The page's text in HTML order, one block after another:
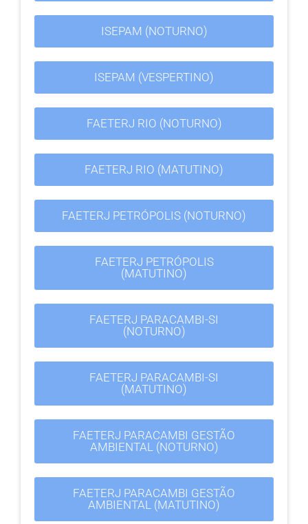
ISEPAM (NOTURNO)
ISEPAM (VESPERTINO)
FAETERJ RIO (NOTURNO)
FAETERJ RIO (MATUTINO)
FAETERJ PETRÓPOLIS (NOTURNO)
FAETERJ PETRÓPOLIS
(MATUTINO)
FAETERJ PARACAMBI-SI
(NOTURNO)
FAETERJ PARACAMBI-SI
(MATUTINO)
FAETERJ PARACAMBI GESTÃO
AMBIENTAL (NOTURNO)
FAETERJ PARACAMBI GESTÃO
AMBIENTAL (MATUTINO)